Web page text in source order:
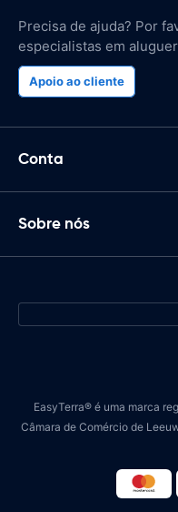
Precisa de ajuda? Por
especialistas em
Apoio ao cliente
Conta
Sobre nós
EasyTerra® é uma marca
Câmara de Comércio de